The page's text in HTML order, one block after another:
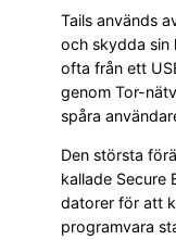
Tails används
och skydda sin
ofta från ett
genom Tor-
spåra
Den största
kallade Secure
datorer för att
programvara